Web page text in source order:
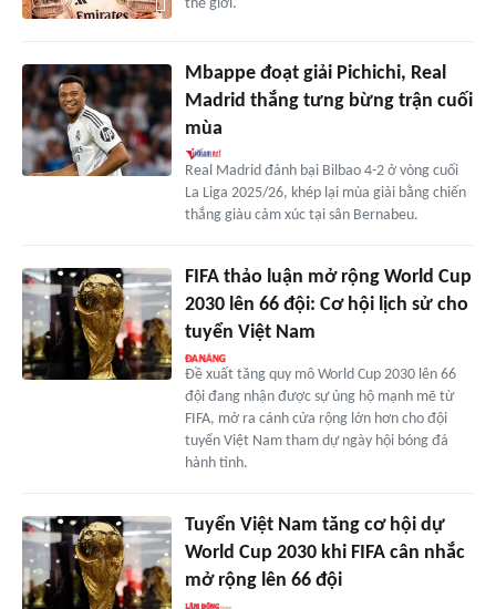
thế giới.
Mbappe đoạt giải Pichichi, Real
Madrid thắng tưng bừng trận cuối
mùa
Real Madrid đánh bại Bilbao 4-2 ở vòng cuối
La Liga 2025/26, khép lại mùa giải bằng chiến
thắng giàu cảm xúc tại sân Bernabeu.
FIFA thảo luận mở rộng World Cup
2030 lên 66 đội: Cơ hội lịch sử cho
tuyển Việt Nam
Đề xuất tăng quy mô World Cup 2030 lên 66
đội đang nhận được sự ủng hộ mạnh mẽ từ
FIFA, mở ra cánh cửa rộng lớn hơn cho đội
tuyển Việt Nam tham dự ngày hội bóng đá
hành tinh.
Tuyển Việt Nam tăng cơ hội dự
World Cup 2030 khi FIFA cân nhắc
mở rộng lên 66 đội